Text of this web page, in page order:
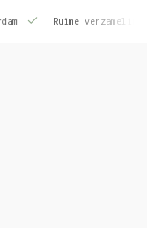
Ruime verzameling